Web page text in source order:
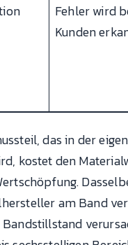
Fehler wird
Kunden
das in der
kostet den
am Band